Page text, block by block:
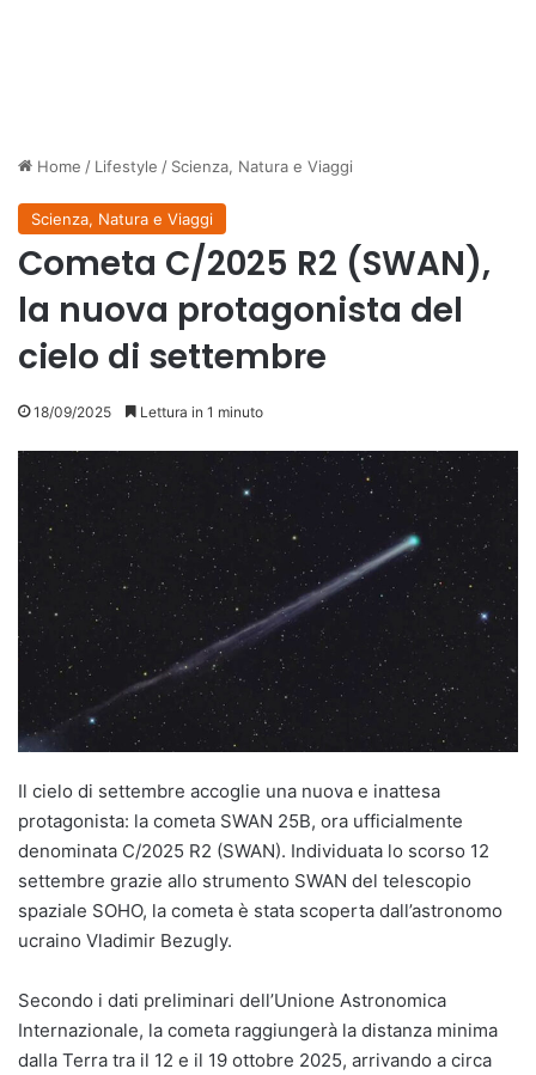
Home / Lifestyle / Scienza, Natura e Viaggi
Scienza, Natura e Viaggi
Cometa C/2025 R2 (SWAN),
la nuova protagonista del
cielo di settembre
18/09/2025 Lettura in 1 minuto
Il cielo di settembre accoglie una nuova e inattesa
protagonista: la cometa SWAN 25B, ora ufficialmente
denominata C/2025 R2 (SWAN). Individuata lo scorso 12
settembre grazie allo strumento SWAN del telescopio
spaziale SOHO, la cometa è stata scoperta dall’astronomo
ucraino Vladimir Bezugly.
Secondo i dati preliminari dell’Unione Astronomica
Internazionale, la cometa raggiungerà la distanza minima
dalla Terra tra il 12 e il 19 ottobre 2025, arrivando a circa